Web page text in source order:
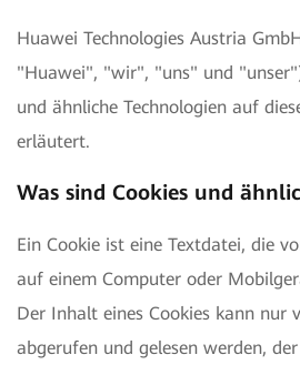
Huawei Technologies Austria
"Huawei", "wir", "uns" und
und ähnliche Technologien auf
erläutert.
Was sind Cookies und
Ein Cookie ist eine Textdatei, die
auf einem Computer oder
Der Inhalt eines Cookies kann nur
abgerufen und gelesen werden,